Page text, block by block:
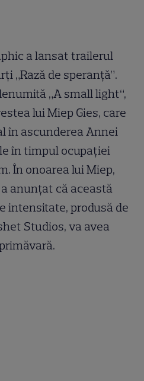
a lansat trailerul
„Rază de speranță”.
„A small light“,
lui Miep Gies, care
în ascunderea Annei
în timpul ocupației
În onoarea lui Miep,
anunțat că această
intensitate, produsă de
Studios, va avea